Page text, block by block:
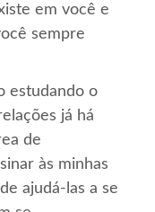
em você e
sempre
estudando o
já há
de
às minhas
ajudá-las a se